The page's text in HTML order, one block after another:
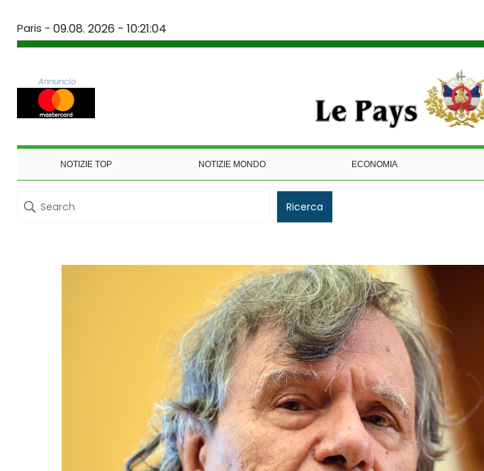
Paris - 09.08. 2026 - 10:21:04
Annuncio
NOTIZIE TOP NOTIZIE MONDO ECONOMIA
Ricerca